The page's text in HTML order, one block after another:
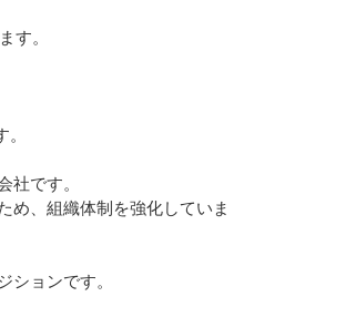
す。
社です。
め、組織体制を強化していま
ションです。